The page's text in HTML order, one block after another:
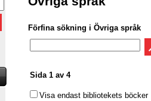
Förfina sökning i Övriga språk
Sida 1 av 4
Visa endast bibliotekets böcker